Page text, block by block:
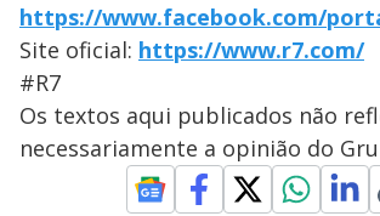
https://www.facebook.com/
Site oficial: https://www.r7.com/
#R7
Os textos aqui publicados não
necessariamente a opinião do